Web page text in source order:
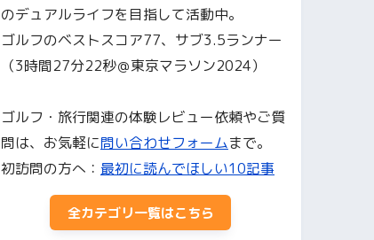
のデュアルライフを目指して活動中。
ゴルフのベストスコア77、サブ3.5ランナー
（3時間27分22秒＠東京マラソン2024）
ゴルフ・旅行関連の体験レビュー依頼やご質
問は、お気軽に問い合わせフォームまで。
初訪問の方へ： 最初に読んでほしい10記事
全カテゴリ一覧はこちら